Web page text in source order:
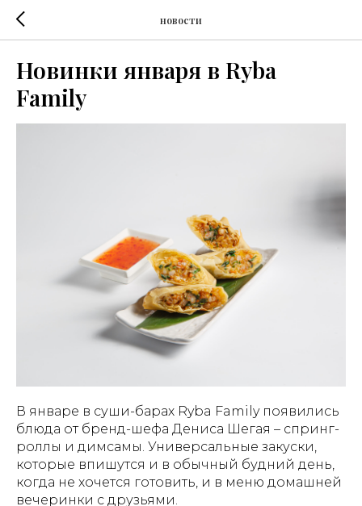
новости
Новинки января в Ryba
Family
В январе в суши-барах Ryba Family появились
блюда от бренд-шефа Дениса Шегая – спринг-
роллы и димсамы. Универсальные закуски,
которые впишутся и в обычный будний день,
когда не хочется готовить, и в меню домашней
вечеринки с друзьями.